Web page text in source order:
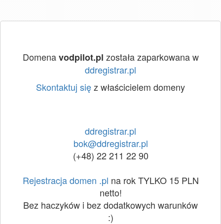
Domenavodpilot.pl została zaparkowana w
ddregistrar.pl
Skontaktuj sięz właścicielem domeny
ddregistrar.pl
bok@ddregistrar.pl
(+48) 22 211 22 90
Rejestracja domen .pl na rok TYLKO 15 PLN
netto!
Bez haczyków i bez dodatkowych warunków
:)